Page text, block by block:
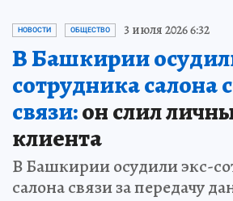
НОВОСТИ ОБЩЕСТВО 3 июля 2026 6:32
В Башкирии
сотрудника салона
связи:он слил
клиента
В Башкирии осудили экс-
салона связи за передачу